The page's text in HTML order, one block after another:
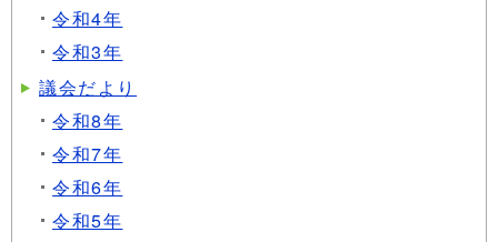
令和4年
令和3年
議会だより
令和8年
令和7年
令和6年
令和5年